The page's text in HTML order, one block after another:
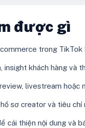
được gì
trong TikTok
insight khách hàng và
livestream hoặc
sơ creator và tiêu chí
cải thiện nội dung và